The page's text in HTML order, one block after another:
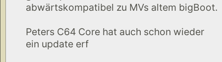
abwärtskompatibel zu MVs altem bigBoot.
Peters C64 Core hat auch schon wieder
ein update erf